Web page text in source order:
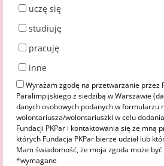
uczę się
studiuję
pracuję
inne
Wyrażam zgodę na przetwarzanie przez
Paralimpijskiego z siedzibą w Warszawie
danych osobowych podanych w formularzu
wolontariusza/wolontariuszki w celu
Fundacji PKPar i kontaktowania się ze mną
których Fundacja PKPar bierze udział lub
Mam świadomość, że moja zgoda może
*wymagane